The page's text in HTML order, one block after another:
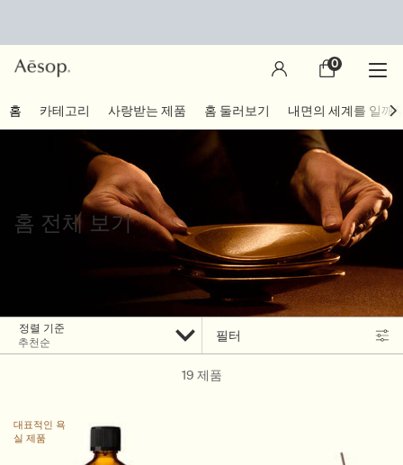
장
니
0
0 제품
홈 카테고리 사랑받는 제품 홈 둘러보기 내면의 세계를 일깨
홈 전체 보기
정렬 기준 필터
Filter menu
19 제품
대표적인 욕
실 제품